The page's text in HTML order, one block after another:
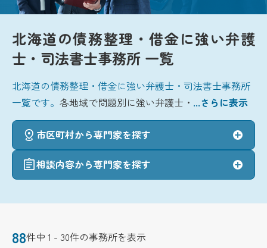
北海道の債務整理・借金に強い弁護
士・司法書士事務所 一覧
北海道の債務整理・借金に強い弁護士・司法書士事務所
一覧です。各地域で問題別に強い弁護士・ ...さらに表示
市区町村から専門家を探す
相談内容から専門家を探す
88件中 1 - 30件の事務所を表示